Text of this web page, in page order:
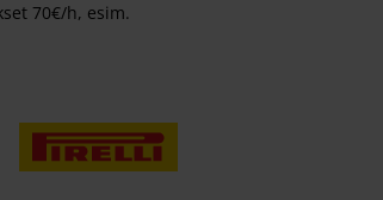
70€/h, esim.